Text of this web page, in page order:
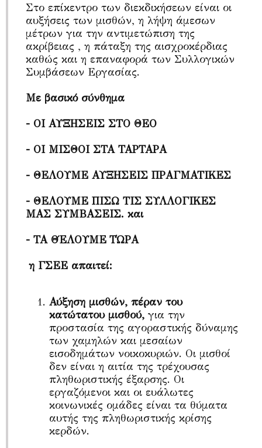
Στο επίκεντρο των διεκδικήσεων είναι οι
αυξήσεις των μισθών, η λήψη άμεσων
μέτρων για την αντιμετώπιση της
ακρίβειας , η πάταξη της αισχροκέρδιας
καθώς και η επαναφορά των Συλλογικών
Συμβάσεων Εργασίας.
Με βασικό σύνθημα
- ΟΙ ΑΥΞΗΣΕΙΣ ΣΤΟ ΘΕΟ
- ΟΙ ΜΙΣΘΟΙ ΣΤΑ ΤΑΡΤΑΡΑ
- ΘΕΛΟΥΜΕ ΑΥΞΗΣΕΙΣ ΠΡΑΓΜΑΤΙΚΕΣ
- ΘΕΛΟΥΜΕ ΠΙΣΩ ΤΙΣ ΣΥΛΛΟΓΙΚΕΣ
ΜΑΣ ΣΥΜΒΑΣΕΙΣ. και
- ΤΑ ΘΈΛΟΥΜΕ ΤΏΡΑ
η ΓΣΕΕ απαιτεί:
Αύξηση μισθών, πέραν του
κατώτατου μισθού, για την
προστασία της αγοραστικής δύναμης
των χαμηλών και μεσαίων
εισοδημάτων νοικοκυριών. Οι μισθοί
δεν είναι η αιτία της τρέχουσας
πληθωριστικής έξαρσης. Οι
εργαζόμενοι και οι ευάλωτες
κοινωνικές ομάδες είναι τα θύματα
αυτής της πληθωριστικής κρίσης
κερδών.